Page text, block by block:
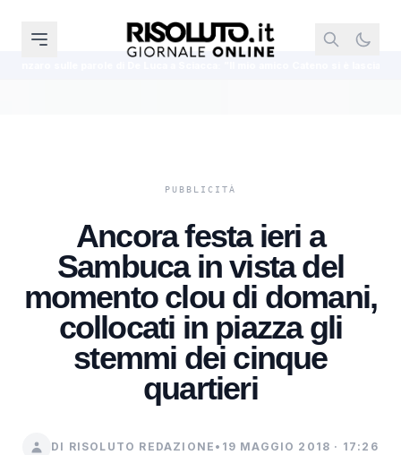
Ancora festa ieri a
Sambuca in vista del
momento clou di domani,
collocati in piazza gli
stemmi dei cinque
quartieri
DI RISOLUTO REDAZIONE • 19 MAGGIO 2018 · 17:26